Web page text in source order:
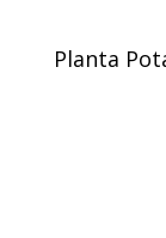
Planta